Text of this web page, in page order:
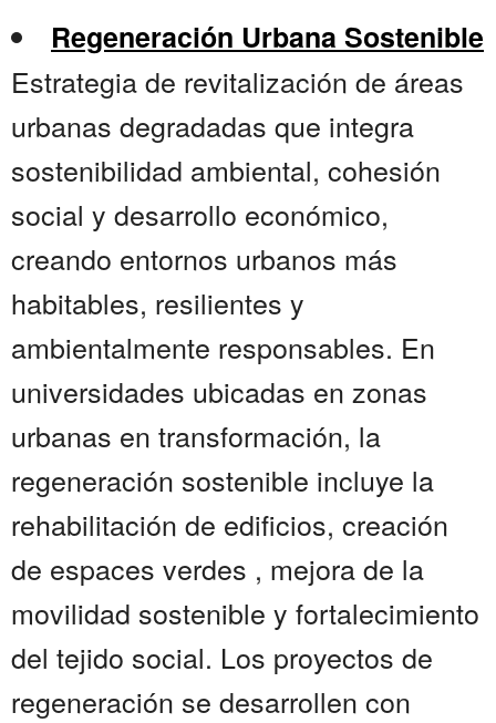
Regeneración Urbana Sostenible
Estrategia de revitalización de áreas
urbanas degradadas que integra
sostenibilidad ambiental, cohesión
social y desarrollo económico,
creando entornos urbanos más
habitables, resilientes y
ambientalmente responsables. En
universidades ubicadas en zonas
urbanas en transformación, la
regeneración sostenible incluye la
rehabilitación de edificios, creación
de espaces verdes , mejora de la
movilidad sostenible y fortalecimiento
del tejido social. Los proyectos de
regeneración se desarrollen con